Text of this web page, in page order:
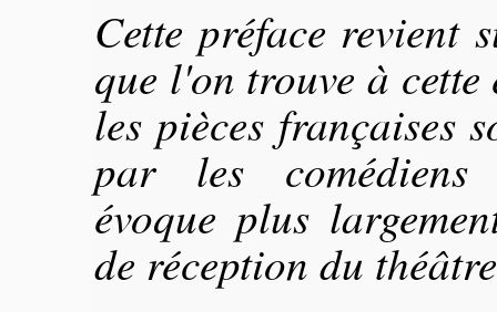
Cette préface revient
que l'on trouve à cette
les pièces françaises
par les
évoque plus
de réception du